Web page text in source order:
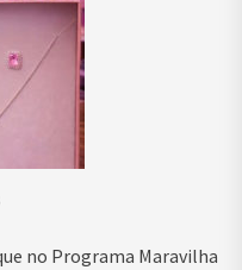
no Programa Maravilha